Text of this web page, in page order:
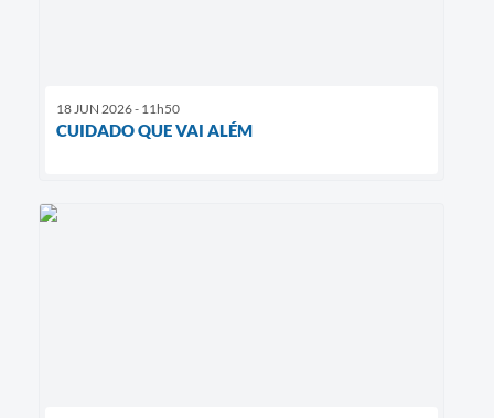
18 JUN 2026 - 11h50
CUIDADO QUE VAI ALÉM